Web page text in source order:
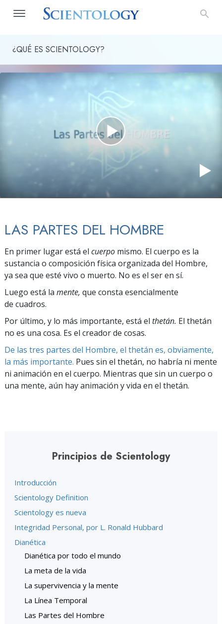
¿QUÉ ES SCIENTOLOGY?
LAS PARTES DEL HOMBRE
En primer lugar está el cuerpo mismo. El cuerpo es la
sustancia o composición física organizada del Hombre,
ya sea que esté vivo o muerto. No es el ser en sí.
Luego está la mente, que consta esencialmente
de cuadros.
Por último, y lo más importante, está el thetán. El thetán
no es una cosa. Es el creador de cosas.
De las tres partes del Hombre, el thetán es, obviamente,
la más importante. Pues sin el thetán, no habría ni mente
ni animación en el cuerpo. Mientras que sin un cuerpo o
una mente, aún hay animación y vida en el thetán.
Principios de Scientology
Introducción
Scientology Definition
Scientology es nueva
Integridad Personal, por L. Ronald Hubbard
Dianética
Dianética por todo el mundo
La meta de la vida
La supervivencia y la mente
La Línea Temporal
Las Partes del Hombre